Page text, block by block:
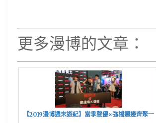
更多漫博的文章：
【2019漫博週末遊紀】當季聲優×強檔週邊齊聚一